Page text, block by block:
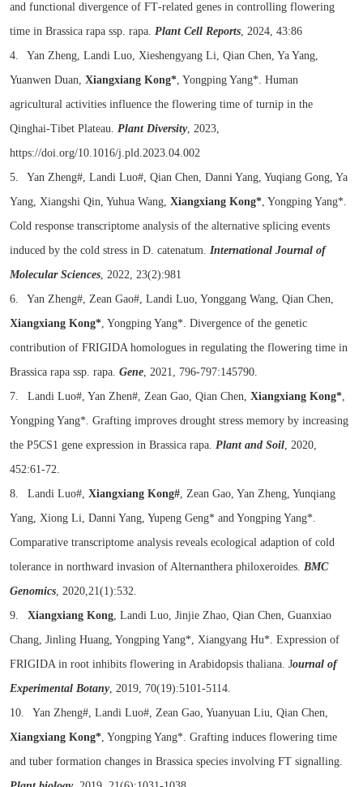
and functional divergence of FT‑related genes in controlling flowering
time in Brassica rapa ssp. rapa. Plant Cell Reports, 2024, 43:86
4. Yan Zheng, Landi Luo, Xieshengyang Li, Qian Chen, Ya Yang,
Yuanwen Duan, Xiangxiang Kong*, Yongping Yang*. Human
agricultural activities influence the flowering time of turnip in the
Qinghai-Tibet Plateau. Plant Diversity, 2023,
https://doi.org/10.1016/j.pld.2023.04.002
5. Yan Zheng#, Landi Luo#, Qian Chen, Danni Yang, Yuqiang Gong, Ya
Yang, Xiangshi Qin, Yuhua Wang, Xiangxiang Kong*, Yongping Yang*.
Cold response transcriptome analysis of the alternative splicing events
induced by the cold stress in D. catenatum. International Journal of
Molecular Sciences, 2022, 23(2):981
6. Yan Zheng#, Zean Gao#, Landi Luo, Yonggang Wang, Qian Chen,
Xiangxiang Kong*, Yongping Yang*. Divergence of the genetic
contribution of FRIGIDA homologues in regulating the flowering time in
Brassica rapa ssp. rapa. Gene, 2021, 796-797:145790.
7. Landi Luo#, Yan Zhen#, Zean Gao, Qian Chen, Xiangxiang Kong*,
Yongping Yang*. Grafting improves drought stress memory by increasing
the P5CS1 gene expression in Brassica rapa. Plant and Soil, 2020,
452:61-72.
8. Landi Luo#, Xiangxiang Kong#, Zean Gao, Yan Zheng, Yunqiang
Yang, Xiong Li, Danni Yang, Yupeng Geng* and Yongping Yang*.
Comparative transcriptome analysis reveals ecological adaption of cold
tolerance in northward invasion of Alternanthera philoxeroides. BMC
Genomics, 2020,21(1):532.
9. Xiangxiang Kong, Landi Luo, Jinjie Zhao, Qian Chen, Guanxiao
Chang, Jinling Huang, Yongping Yang*, Xiangyang Hu*. Expression of
FRIGIDA in root inhibits flowering in Arabidopsis thaliana. Journal of
Experimental Botany, 2019, 70(19):5101-5114.
10. Yan Zheng#, Landi Luo#, Zean Gao, Yuanyuan Liu, Qian Chen,
Xiangxiang Kong*, Yongping Yang*. Grafting induces flowering time
and tuber formation changes in Brassica species involving FT signalling.